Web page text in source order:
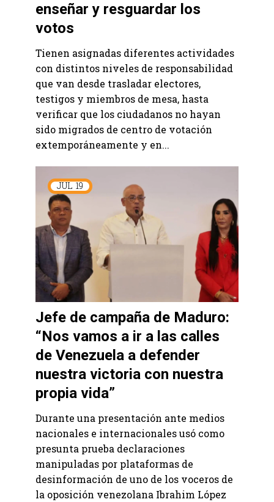
enseñar y resguardar los
votos
Tienen asignadas diferentes actividades
con distintos niveles de responsabilidad
que van desde trasladar electores,
testigos y miembros de mesa, hasta
verificar que los ciudadanos no hayan
sido migrados de centro de votación
extemporáneamente y en...
JUL 19
Jefe de campaña de Maduro:
“Nos vamos a ir a las calles
de Venezuela a defender
nuestra victoria con nuestra
propia vida”
Durante una presentación ante medios
nacionales e internacionales usó como
presunta prueba declaraciones
manipuladas por plataformas de
desinformación de uno de los voceros de
la oposición venezolana Ibrahim López